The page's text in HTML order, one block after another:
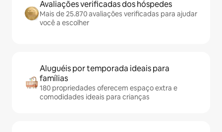
Avaliações verificadas dos hóspedes
Mais de 25.870 avaliações verificadas para ajudar
você a escolher
Aluguéis por temporada ideais para
famílias
180 propriedades oferecem espaço extra e
comodidades ideais para crianças